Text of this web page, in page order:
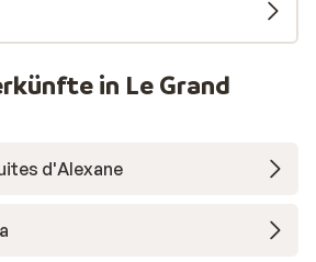
in Le Grand
d'Alexane